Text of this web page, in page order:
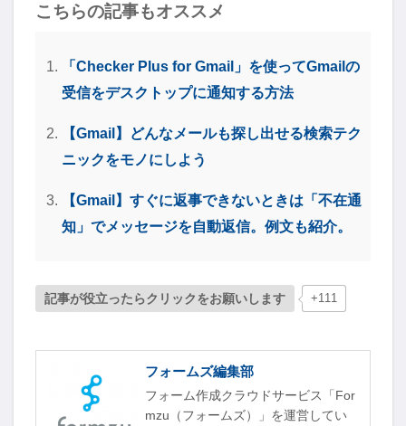
こちらの記事もオススメ
「Checker Plus for Gmail」を使ってGmailの
受信をデスクトップに通知する方法
【Gmail】どんなメールも探し出せる検索テク
ニックをモノにしよう
【Gmail】すぐに返事できないときは「不在通
知」でメッセージを自動返信。例文も紹介。
記事が役立ったらクリックをお願いします +111
フォームズ編集部
フォーム作成クラウドサービス「For
mzu（フォームズ）」を運営してい